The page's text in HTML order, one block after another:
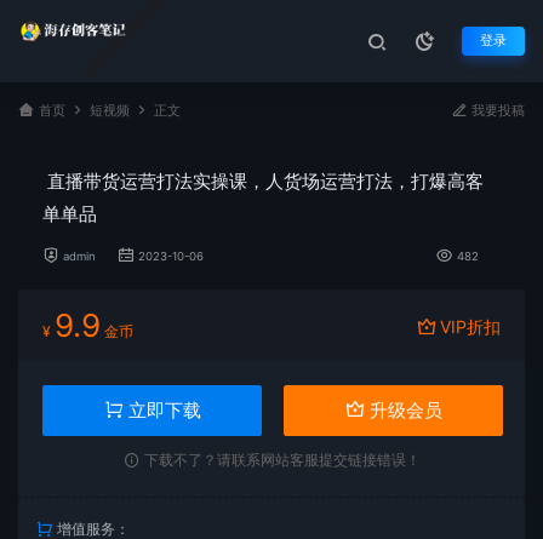
登录
首页 短视频 正文 我要投稿
直播带货运营打法实操课，人货场运营打法，打爆高客
单单品
admin 2023-10-06 482
¥ 9.9 金币 VIP折扣
立即下载 升级会员
下载不了？请联系网站客服提交链接错误！
增值服务：